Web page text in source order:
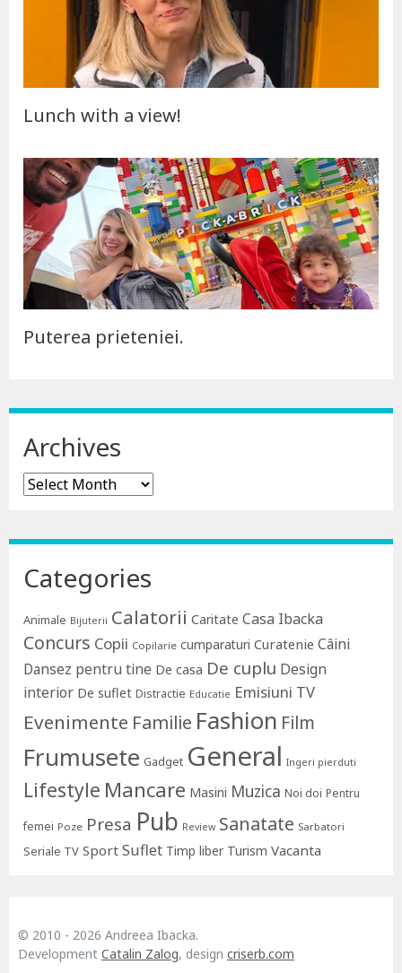
Lunch with a view!
Puterea prieteniei.
Archives
Archives
Categories
Animale Bijuterii Calatorii Caritate Casa Ibacka
Concurs Copii Copilarie cumparaturi Curatenie Câini
Dansez pentru tine De casa De cuplu Design
interior De suflet Distractie Educatie Emisiuni TV
Evenimente Familie Fashion Film
Frumusete Gadget General Ingeri pierduti
Lifestyle Mancare Masini Muzica Noi doi Pentru
femei Poze Presa Pub Review Sanatate Sarbatori
Seriale TV Sport Suflet Timp liber Turism Vacanta
© 2010 - 2026 Andreea Ibacka.
Development Catalin Zalog, design criserb.com